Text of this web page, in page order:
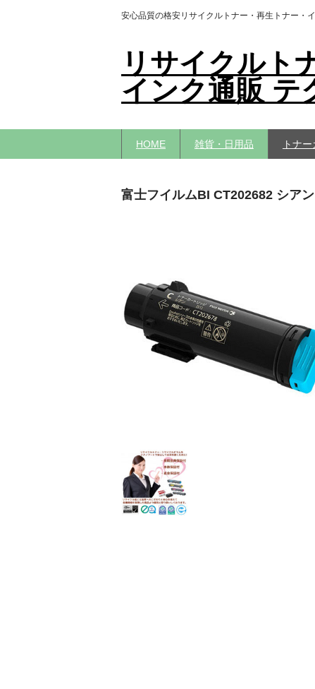
安心品質の格安リサイクルトナー・再生トナー・
リサイクルト
インク通販 テ
HOME 雑貨・日用品 トナ
富士フイルムBI CT202682 シア